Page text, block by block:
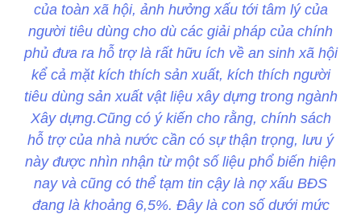
của toàn xã hội, ảnh hưởng xấu tới tâm lý của
người tiêu dùng cho dù các giải pháp của chính
phủ đưa ra hỗ trợ là rất hữu ích về an sinh xã hội
kể cả mặt kích thích sản xuất, kích thích người
tiêu dùng sản xuất vật liệu xây dựng trong ngành
Xây dựng.Cũng có ý kiến cho rằng, chính sách
hỗ trợ của nhà nước cần có sự thận trọng, lưu ý
này được nhìn nhận từ một số liệu phổ biến hiện
nay và cũng có thể tạm tin cậy là nợ xấu BĐS
đang là khoảng 6,5%. Đây là con số dưới mức